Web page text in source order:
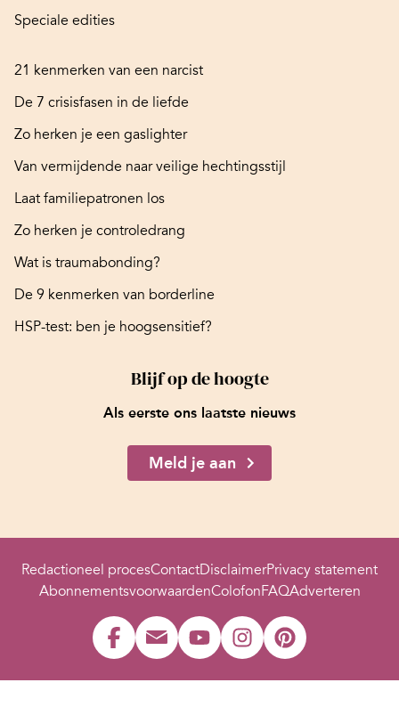
Speciale edities
21 kenmerken van een narcist
De 7 crisisfasen in de liefde
Zo herken je een gaslighter
Van vermijdende naar veilige hechtingsstijl
Laat familiepatronen los
Zo herken je controledrang
Wat is traumabonding?
De 9 kenmerken van borderline
HSP-test: ben je hoogsensitief?
Blijf op de hoogte
Als eerste ons laatste nieuws
Meld je aan
Redactioneel procesContactDisclaimerPrivacy statement
AbonnementsvoorwaardenColofonFAQAdverteren